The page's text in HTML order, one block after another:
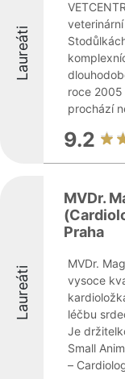
Laureáti
roce 2005
prochází
9.2
Laureáti
MVDr.
Praha
MVDr.
vysoce
léčbu
Je
Small
–